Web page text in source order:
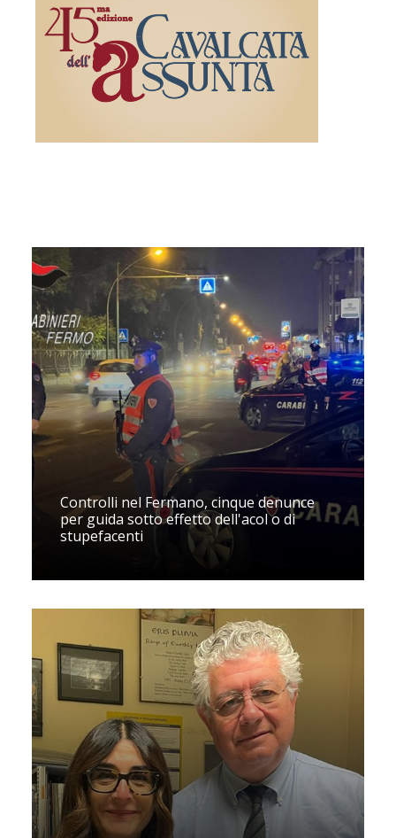
Controlli nel Fermano, cinque denunce
per guida sotto effetto dell'acol o di
stupefacenti